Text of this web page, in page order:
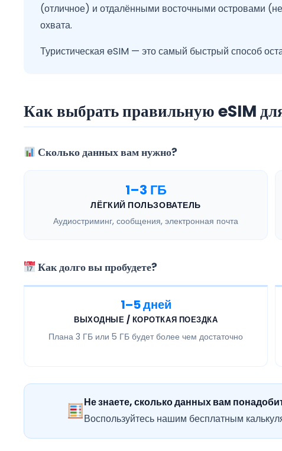
(отличное) и отдалёнными восточными островами
охвата.
Туристическая eSIM — это самый быстрый способ
Как выбрать правильную eSIM
Сколько данных вам нужно?
1–3 ГБ
ЛЁГКИЙ ПОЛЬЗОВАТЕЛЬ
Аудиостриминг, сообщения, электронная почта
Как долго вы пробудете?
1–5 дней
ВЫХОДНЫЕ / КОРОТКАЯ ПОЕЗДКА
Плана3 ГБ или 5 ГБ будет более чем достаточно
Не знаете, сколько данных вам
Воспользуйтесь нашим бесплатным